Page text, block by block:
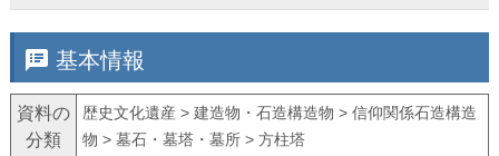
speaker_notes 基本情報
資料の
分類
歴史文化遺産 > 建造物・石造構造物 > 信仰関係石造構造
物 > 墓石・墓塔・墓所 > 方柱塔